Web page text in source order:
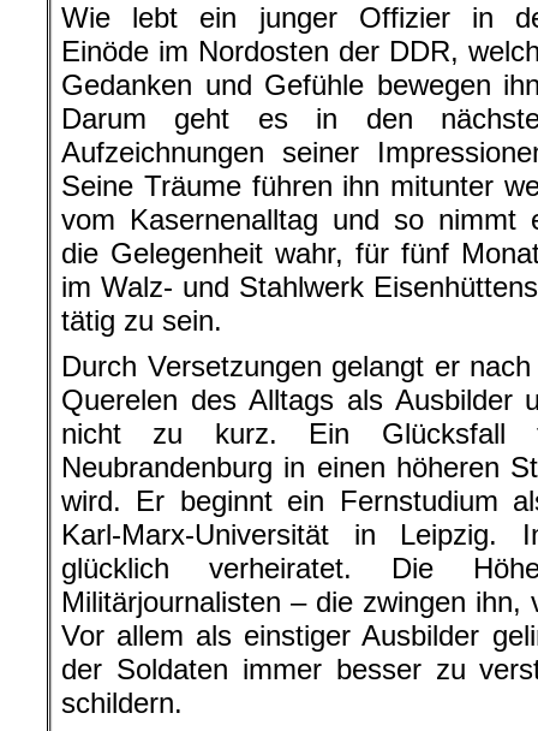
Wie lebt ein junger Offizier in
Einöde im Nordosten der DDR,
Gedanken und Gefühle bewegen
Darum geht es in den
Aufzeichnungen seiner
Seine Träume führen ihn mitunter
vom Kasernenalltag und so nimmt
die Gelegenheit wahr, für fünf
im Walz- und Stahlwerk
tätig zu sein.
Durch Versetzungen gelangt er
Querelen des Alltags als Ausbilder
nicht zu kurz. Ein
Neubrandenburg in einen höheren
wird. Er beginnt ein Fernstudium
Karl-Marx-Universität in Leipzig.
glücklich verheiratet. Die
Militärjournalisten – die zwingen ihn,
Vor allem als einstiger Ausbilder
der Soldaten immer besser zu
schildern.